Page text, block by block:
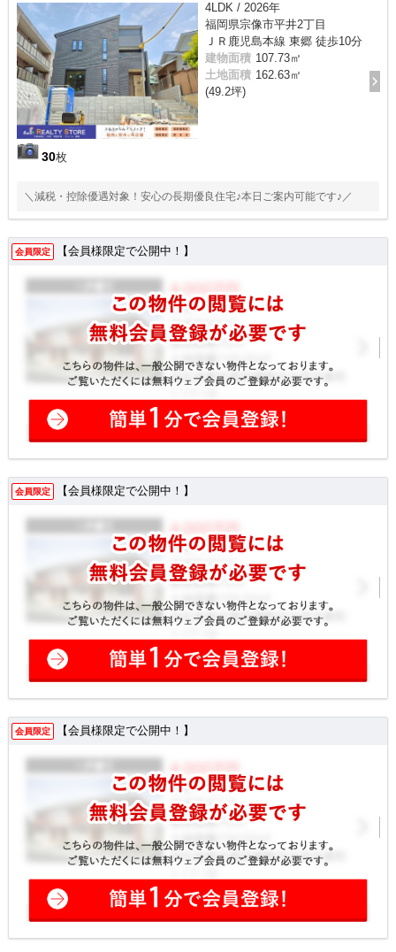
30枚
4LDK / 2026年
福岡県宗像市平井2丁目
ＪＲ鹿児島本線 東郷 徒歩10分
建物面積 107.73㎡
土地面積 162.63㎡
(49.2坪)
＼減税・控除優遇対象！安心の長期優良住宅♪本日ご案内可能です♪／
会員限定 【会員様限定で公開中！】
会員限定 【会員様限定で公開中！】
会員限定 【会員様限定で公開中！】